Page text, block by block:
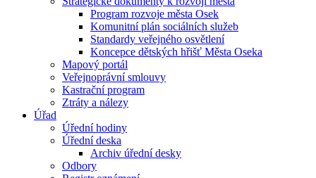
Program rozvoje města Osek
Komunitní plán sociálních služeb
Standardy veřejného osvětlení
Koncepce dětských hřišť Města Oseka
Mapový portál
Veřejnoprávní smlouvy
Kastrační program
Ztráty a nálezy
Úřad
Úřední hodiny
Úřední deska
Archiv úřední desky
Odbory